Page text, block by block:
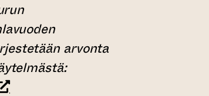
arvonta
toiseen verkkopalveluun)